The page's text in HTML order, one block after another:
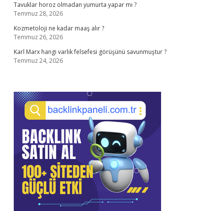
Tavuklar horoz olmadan yumurta yapar mı ?
Temmuz 28, 2026
Kozmetoloji ne kadar maaş alır ?
Temmuz 26, 2026
Karl Marx hangi varlık felsefesi görüşünü savunmuştur ?
Temmuz 24, 2026